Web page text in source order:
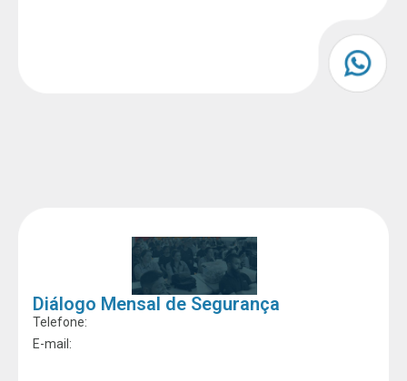
Diálogo Mensal de Segurança
Telefone:
E-mail: